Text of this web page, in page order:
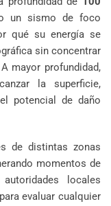
un sismo de foco
qué su energía se
sin concentrar
mayor profundidad,
la superficie,
potencial de daño
de distintas zonas
momentos de
locales
evaluar cualquier